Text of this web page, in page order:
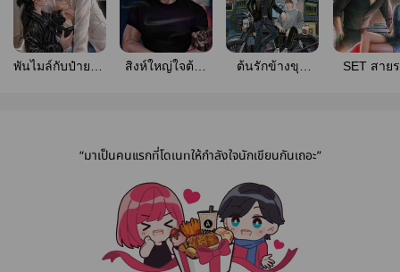
พันไมล์กับป๋ายฟ้า
สิงห์ใหญ่ใจต้อง
ต้นรักข้างขุน
SET สาย
“มาเป็นคนแรกที่โดเนทให้กำลังใจนักเขียนกันเถอะ”